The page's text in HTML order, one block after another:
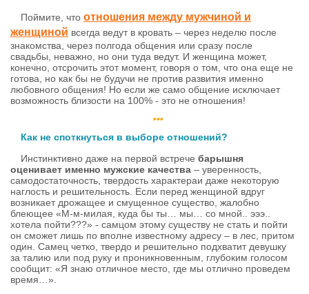
Поймите, что отношения между мужчиной и
женщиной всегда ведут в кровать – через неделю после
знакомства, через полгода общения или сразу после
свадьбы, неважно, но они туда ведут. И женщина может,
конечно, отсрочить этот момент, говоря о том, что она еще не
готова, но как бы не будучи не против развития именно
любовного общения! Но если же само общение исключает
возможность близости на 100% - это не отношения!
•••
Как не споткнуться в выборе отношений?
Инстинктивно даже на первой встрече барышня
оценивает именно мужские качества – уверенность,
самодостаточность, твердость характераи даже некоторую
наглость и решительность. Если перед женщиной вдруг
возникает дрожащее и смущенное существо, жалобно
блеющее «М-м-милая, куда бы ты… мы… со мной.. эээ..
хотела пойти???» - самцом этому существу не стать и пойти
он сможет лишь по вполне известному адресу – в лес, притом
один. Самец четко, твердо и решительно подхватит девушку
за талию или под руку и проникновенным, глубоким голосом
сообщит: «Я знаю отличное место, где мы отлично проведем
время…».